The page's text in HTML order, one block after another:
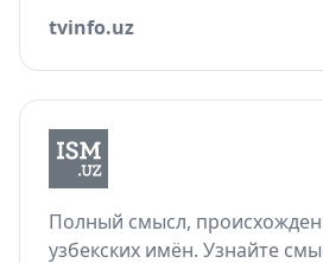
tvinfo.uz
Полный смысл,
узбекских имён. Узнайте